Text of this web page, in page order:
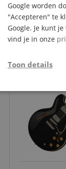
tot
Google worden
"Accepteren" te
Google. Je kunt
vind je in onze
Toon details
Strikt
noodzakelijk